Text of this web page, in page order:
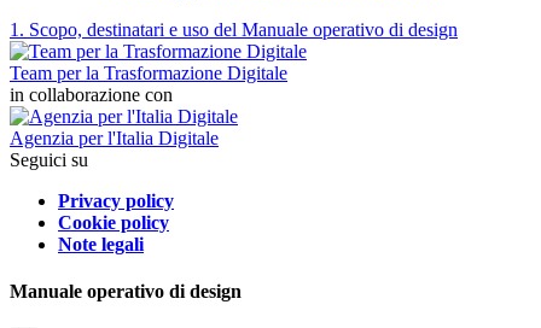
1. Scopo, destinatari e uso del Manuale operativo di design
Team per la Trasformazione Digitale
in collaborazione con
Agenzia per l'Italia Digitale
Seguici su
Privacy policy
Cookie policy
Note legali
Manuale operativo di design